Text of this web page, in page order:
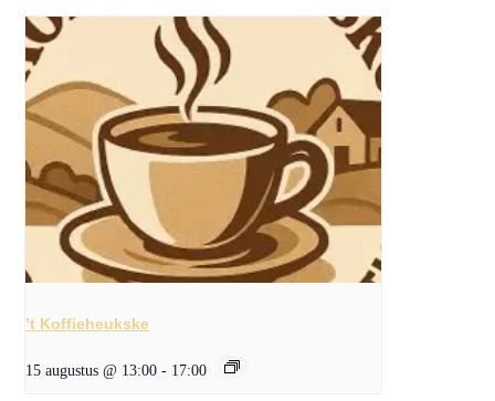
’t Koffieheukske
15 augustus @ 13:00 - 17:00